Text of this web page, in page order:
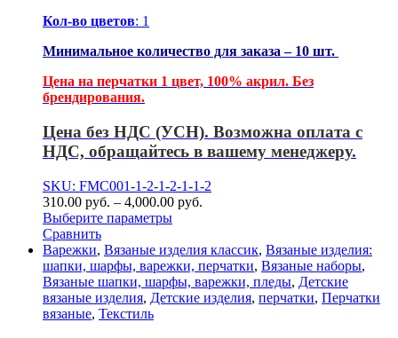
Кол-во цветов: 1
Минимальное количество для заказа – 10 шт.
Цена на перчатки 1 цвет, 100% акрил. Без
брендирования.
Цена без НДС (УСН). Возможна оплата с
НДС, обращайтесь в вашему менеджеру.
SKU: FMC001-1-2-1-2-1-1-2
310.00 руб. – 4,000.00 руб.
Выберите параметры
Сравнить
Варежки, Вязаные изделия классик, Вязаные изделия:
шапки, шарфы, варежки, перчатки, Вязаные наборы,
Вязаные шапки, шарфы, варежки, пледы, Детские
вязаные изделия, Детские изделия, перчатки, Перчатки
вязаные, Текстиль